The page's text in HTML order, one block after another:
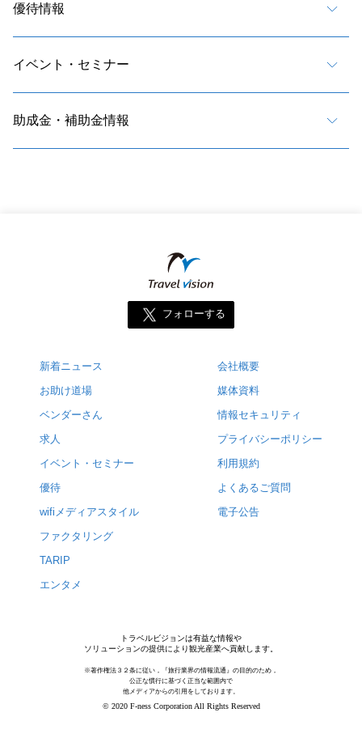
優待情報
イベント・セミナー
助成金・補助金情報
フォローする
新着ニュース
お助け道場
ベンダーさん
求人
イベント・セミナー
優待
wifiメディアスタイル
ファクタリング
TARIP
エンタメ
会社概要
媒体資料
情報セキュリティ
プライバシーポリシー
利用規約
よくあるご質問
電子公告
トラベルビジョンは有益な情報や
ソリューションの提供により観光産業へ貢献します。
※著作権法３２条に従い，『旅行業界の情報流通』の目的のため，
公正な慣行に基づく正当な範囲内で
他メディアからの引用をしております。
© 2020 F-ness Corporation All Rights Reserved